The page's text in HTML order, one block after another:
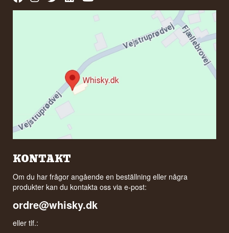
KONTAKT
Om du har frågor angående en beställning eller några
produkter kan du kontakta oss via e-post:
ordre@whisky.dk
eller tlf.: